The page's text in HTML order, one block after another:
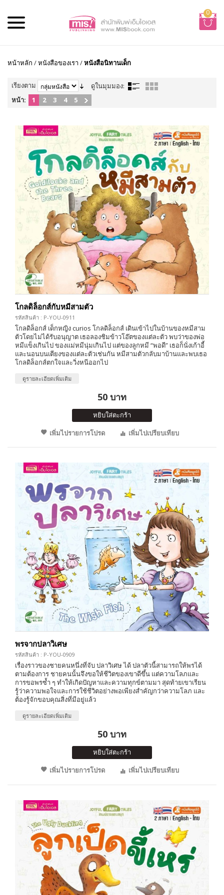
0
หน้าหลัก /หนังสือของเรา /หนังสือนิทานเด็ก
เรียงตาม
ดูในมุมมอง:
หน้า:
1 2 3 4 5
โกลดิล็อกส์กับหมีสามตัว
รหัสสินค้า : P-YOU-0911
โกลดิล็อกส์ เด็กหญิง curios โกลดิล็อกส์ เดินเข้าไปในบ้านของหมีสาม
ตัวโดยไม่ได้รับอนุญาต เธอลองชิมข้าวโอ๊ตของแต่ละตัว พบว่าของพ่อ
หมีแข็งเกินไป ของแม่หมีนุ่มเกินไป แต่ของลูกหมี “พอดี” เธอก็นั่งเก้าอี้
และนอนบนเตียงของแต่ละตัวเช่นกัน หมีสามตัวกลับมาบ้านและพบเธอ
โกลดิล็อกส์ตกใจและวิ่งหนีออกไป
ดูรายละเอียดเพิ่มเติม
50 บาท
หยิบใส่ตะกร้า
เพิ่มไปรายการโปรด
เพิ่มไปเปรียบเทียบ
พรจากปลาวิเศษ
รหัสสินค้า : P-YOU-0909
เรื่องราวของชายคนหนึ่งที่จับ ปลาวิเศษ ได้ ปลาตัวนี้สามารถให้พรได้
ตามต้องการ ชายคนนั้นจึงขอให้ชีวิตของเขาดีขึ้น แต่ความโลภและ
การขอพรซ้ำ ๆ ทำให้เกิดปัญหาและความทุกข์ตามมา สุดท้ายเขาเรียน
รู้ว่าความพอใจและการใช้ชีวิตอย่างพอเพียงสำคัญกว่าความโลภ และ
ต้องรู้จักขอบคุณสิ่งที่มีอยู่แล้ว
ดูรายละเอียดเพิ่มเติม
50 บาท
หยิบใส่ตะกร้า
เพิ่มไปรายการโปรด
เพิ่มไปเปรียบเทียบ